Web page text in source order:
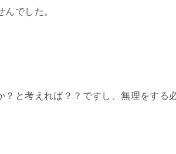
でした。
と考えれば？？ですし、無理をする